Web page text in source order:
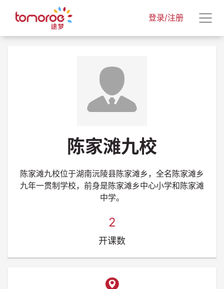
登录/注册
陈家滩九校
陈家滩九校位于湖南沅陵县陈家滩乡，全名陈家滩乡
九年一贯制学校，前身是陈家滩乡中心小学和陈家滩
中学。
2
开课数